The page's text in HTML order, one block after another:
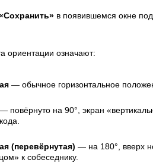
в появившемся окне
ориентации означают:
— обычное горизонтальное
— повёрнуто на 90°, экран
(перевёрнутая) — на 180°, вверх
к собеседнику.